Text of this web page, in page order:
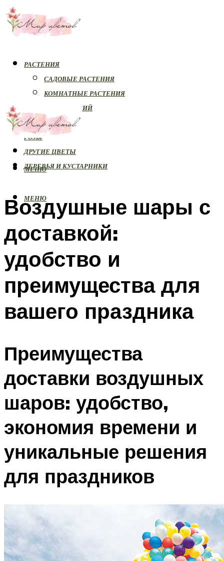
РАСТЕНИЯ
САДОВЫЕ РАСТЕНИЯ
КОМНАТНЫЕ РАСТЕНИЯ
БОЛЕЗНИ РАСТЕНИЙ
ОРХИДЕИ
РОЗЫ
ДРУГИЕ ЦВЕТЫ
ДЕРЕВЬЯ И КУСТАРНИКИ
МЕНЮ
МЕНЮ
Воздушные шары с
доставкой:
удобство и
преимущества для
вашего праздника
Преимущества
доставки воздушных
шаров: удобство,
экономия времени и
уникальные решения
для праздников